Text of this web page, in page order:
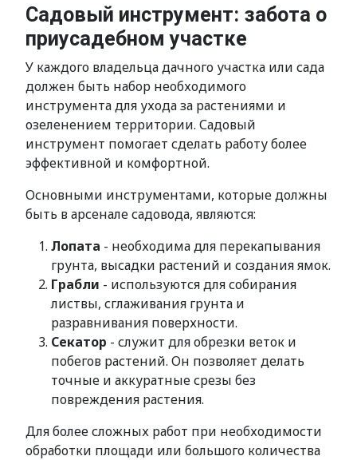
Садовый инструмент: забота о
приусадебном участке
У каждого владельца дачного участка или сада
должен быть набор необходимого
инструмента для ухода за растениями и
озеленением территории. Садовый
инструмент помогает сделать работу более
эффективной и комфортной.
Основными инструментами, которые должны
быть в арсенале садовода, являются:
Лопата - необходима для перекапывания
грунта, высадки растений и создания ямок.
Грабли - используются для собирания
листвы, сглаживания грунта и
разравнивания поверхности.
Секатор - служит для обрезки веток и
побегов растений. Он позволяет делать
точные и аккуратные срезы без
повреждения растения.
Для более сложных работ при необходимости
обработки площади или большого количества